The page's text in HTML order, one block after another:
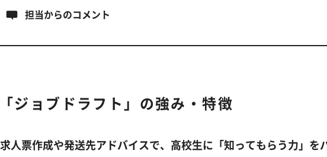
担当からのコメント
「ジョブドラフト」の強み・特徴
求人票作成や発送先アドバイスで、高校生に「知ってもらう力」を